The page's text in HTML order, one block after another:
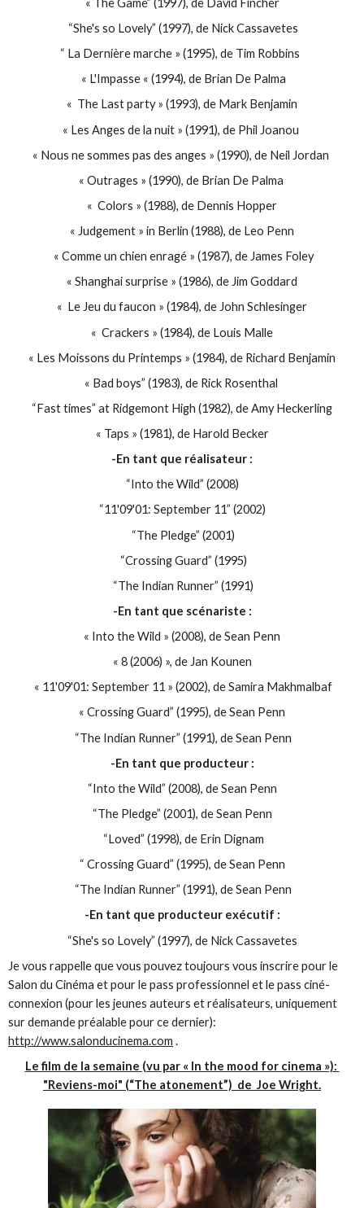
“She's so Lovely” (1997), de Nick Cassavetes
“ La Dernière marche » (1995), de Tim Robbins
« L'Impasse « (1994), de Brian De Palma
« The Last party » (1993), de Mark Benjamin
« Les Anges de la nuit » (1991), de Phil Joanou
« Nous ne sommes pas des anges » (1990), de Neil Jordan
« Outrages » (1990), de Brian De Palma
« Colors » (1988), de Dennis Hopper
« Judgement » in Berlin (1988), de Leo Penn
« Comme un chien enragé » (1987), de James Foley
« Shanghai surprise » (1986), de Jim Goddard
« Le Jeu du faucon » (1984), de John Schlesinger
« Crackers » (1984), de Louis Malle
« Les Moissons du Printemps » (1984), de Richard Benjamin
« Bad boys” (1983), de Rick Rosenthal
“Fast times” at Ridgemont High (1982), de Amy Heckerling
« Taps » (1981), de Harold Becker
-En tant que réalisateur :
“Into the Wild” (2008)
“11'09'01: September 11” (2002)
“The Pledge” (2001)
“Crossing Guard” (1995)
“The Indian Runner” (1991)
-En tant que scénariste :
« Into the Wild » (2008), de Sean Penn
« 8 (2006) », de Jan Kounen
« 11'09'01: September 11 » (2002), de Samira Makhmalbaf
« Crossing Guard” (1995), de Sean Penn
“The Indian Runner” (1991), de Sean Penn
-En tant que producteur :
“Into the Wild” (2008), de Sean Penn
“The Pledge” (2001), de Sean Penn
“Loved” (1998), de Erin Dignam
“ Crossing Guard” (1995), de Sean Penn
“The Indian Runner” (1991), de Sean Penn
-En tant que producteur exécutif :
“She's so Lovely” (1997), de Nick Cassavetes
Je vous rappelle que vous pouvez toujours vous inscrire pour le
Salon du Cinéma et pour le pass professionnel et le pass ciné-
connexion (pour les jeunes auteurs et réalisateurs, uniquement
sur demande préalable pour ce dernier):
http://www.salonducinema.com .
Le film de la semaine (vu par « In the mood for cinema »):
"Reviens-moi" (“The atonement”) de Joe Wright.